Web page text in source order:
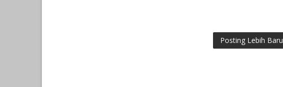
Posting Lebih Baru